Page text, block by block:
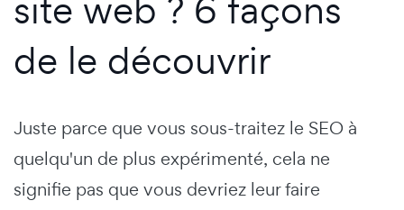
de le découvrir
Juste parce que vous sous-traitez le SEO à
quelqu'un de plus expérimenté, cela ne
signifie pas que vous devriez leur faire